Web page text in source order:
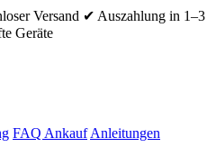
Versand ✔ Auszahlung in 1–3
Geräte
FAQ Ankauf Anleitungen